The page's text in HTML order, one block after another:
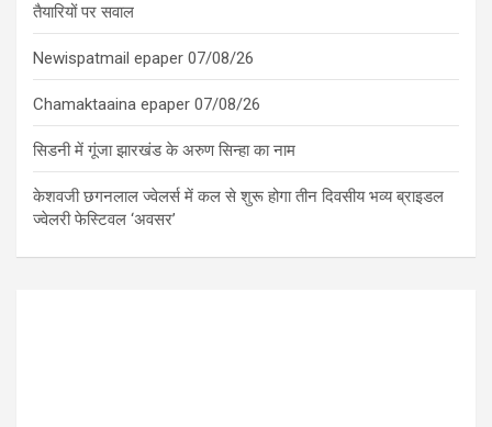
तैयारियों पर सवाल
Newispatmail epaper 07/08/26
Chamaktaaina epaper 07/08/26
सिडनी में गूंजा झारखंड के अरुण सिन्हा का नाम
केशवजी छगनलाल ज्वेलर्स में कल से शुरू होगा तीन दिवसीय भव्य ब्राइडल
ज्वेलरी फेस्टिवल ‘अवसर’